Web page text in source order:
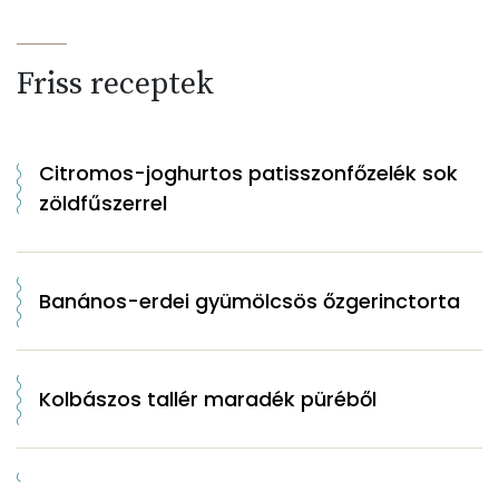
Friss receptek
Citromos-joghurtos patisszonfőzelék sok
zöldfűszerrel
Banános-erdei gyümölcsös őzgerinctorta
Kolbászos tallér maradék püréből